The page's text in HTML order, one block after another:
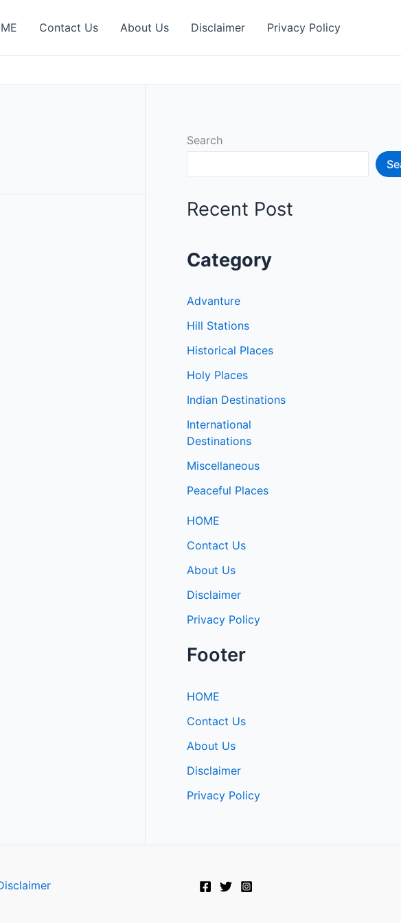
Contact Us About Us Disclaimer Privacy Policy
Search
Recent Post
Category
Advanture
Hill Stations
Historical Places
Holy Places
Indian Destinations
International
Destinations
Miscellaneous
Peaceful Places
HOME
Contact Us
About Us
Disclaimer
Privacy Policy
Footer
HOME
Contact Us
About Us
Disclaimer
Privacy Policy